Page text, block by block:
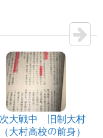
大戦中 旧制大村
大村高校の前身）